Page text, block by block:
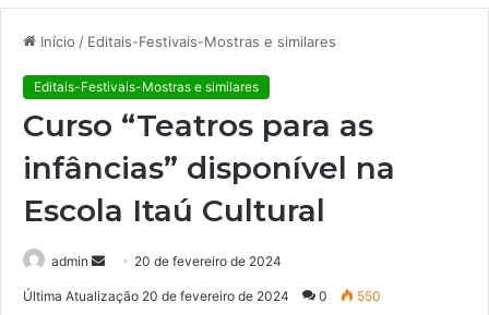
Início / Editais-Festivais-Mostras e similares
Editais-Festivais-Mostras e similares
Curso “Teatros para as
infâncias” disponível na
Escola Itaú Cultural
admin 20 de fevereiro de 2024
Última Atualização 20 de fevereiro de 2024 0 550